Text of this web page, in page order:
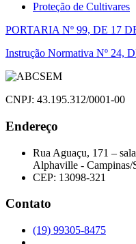
Proteção de Cultivares
Navegação
de
Post
PORTARIA Nº 99, DE 17
Instrução Normativa Nº 24,
CNPJ: 43.195.312/0001-00
Endereço
Rua Aguaçu, 171 –
Alphaville - Campinas/
CEP: 13098-321
Contato
(19) 99305-8475